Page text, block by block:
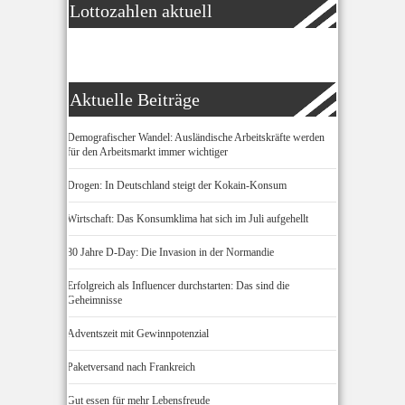
Lottozahlen aktuell
Aktuelle Beiträge
Demografischer Wandel: Ausländische Arbeitskräfte werden
für den Arbeitsmarkt immer wichtiger
Drogen: In Deutschland steigt der Kokain-Konsum
Wirtschaft: Das Konsumklima hat sich im Juli aufgehellt
80 Jahre D-Day: Die Invasion in der Normandie
Erfolgreich als Influencer durchstarten: Das sind die
Geheimnisse
Adventszeit mit Gewinnpotenzial
Paketversand nach Frankreich
Gut essen für mehr Lebensfreude